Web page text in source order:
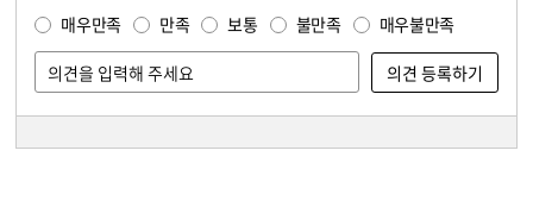
매우만족 만족 보통 불만족 매우불만족